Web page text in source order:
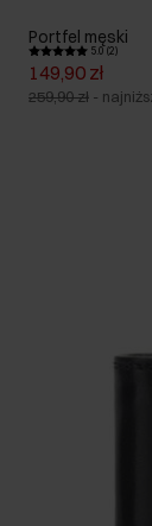
Portfel męski
5.0 (2)
149,90 zł
259,90 zł -